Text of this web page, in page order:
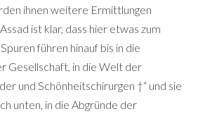
ihnen weitere Ermittlungen
ist klar, dass hier etwas zum
führen hinauf bis in die
Gesellschaft, in die Welt der
und Schönheitschirurgen †“ und sie
unten, in die Abgründe der